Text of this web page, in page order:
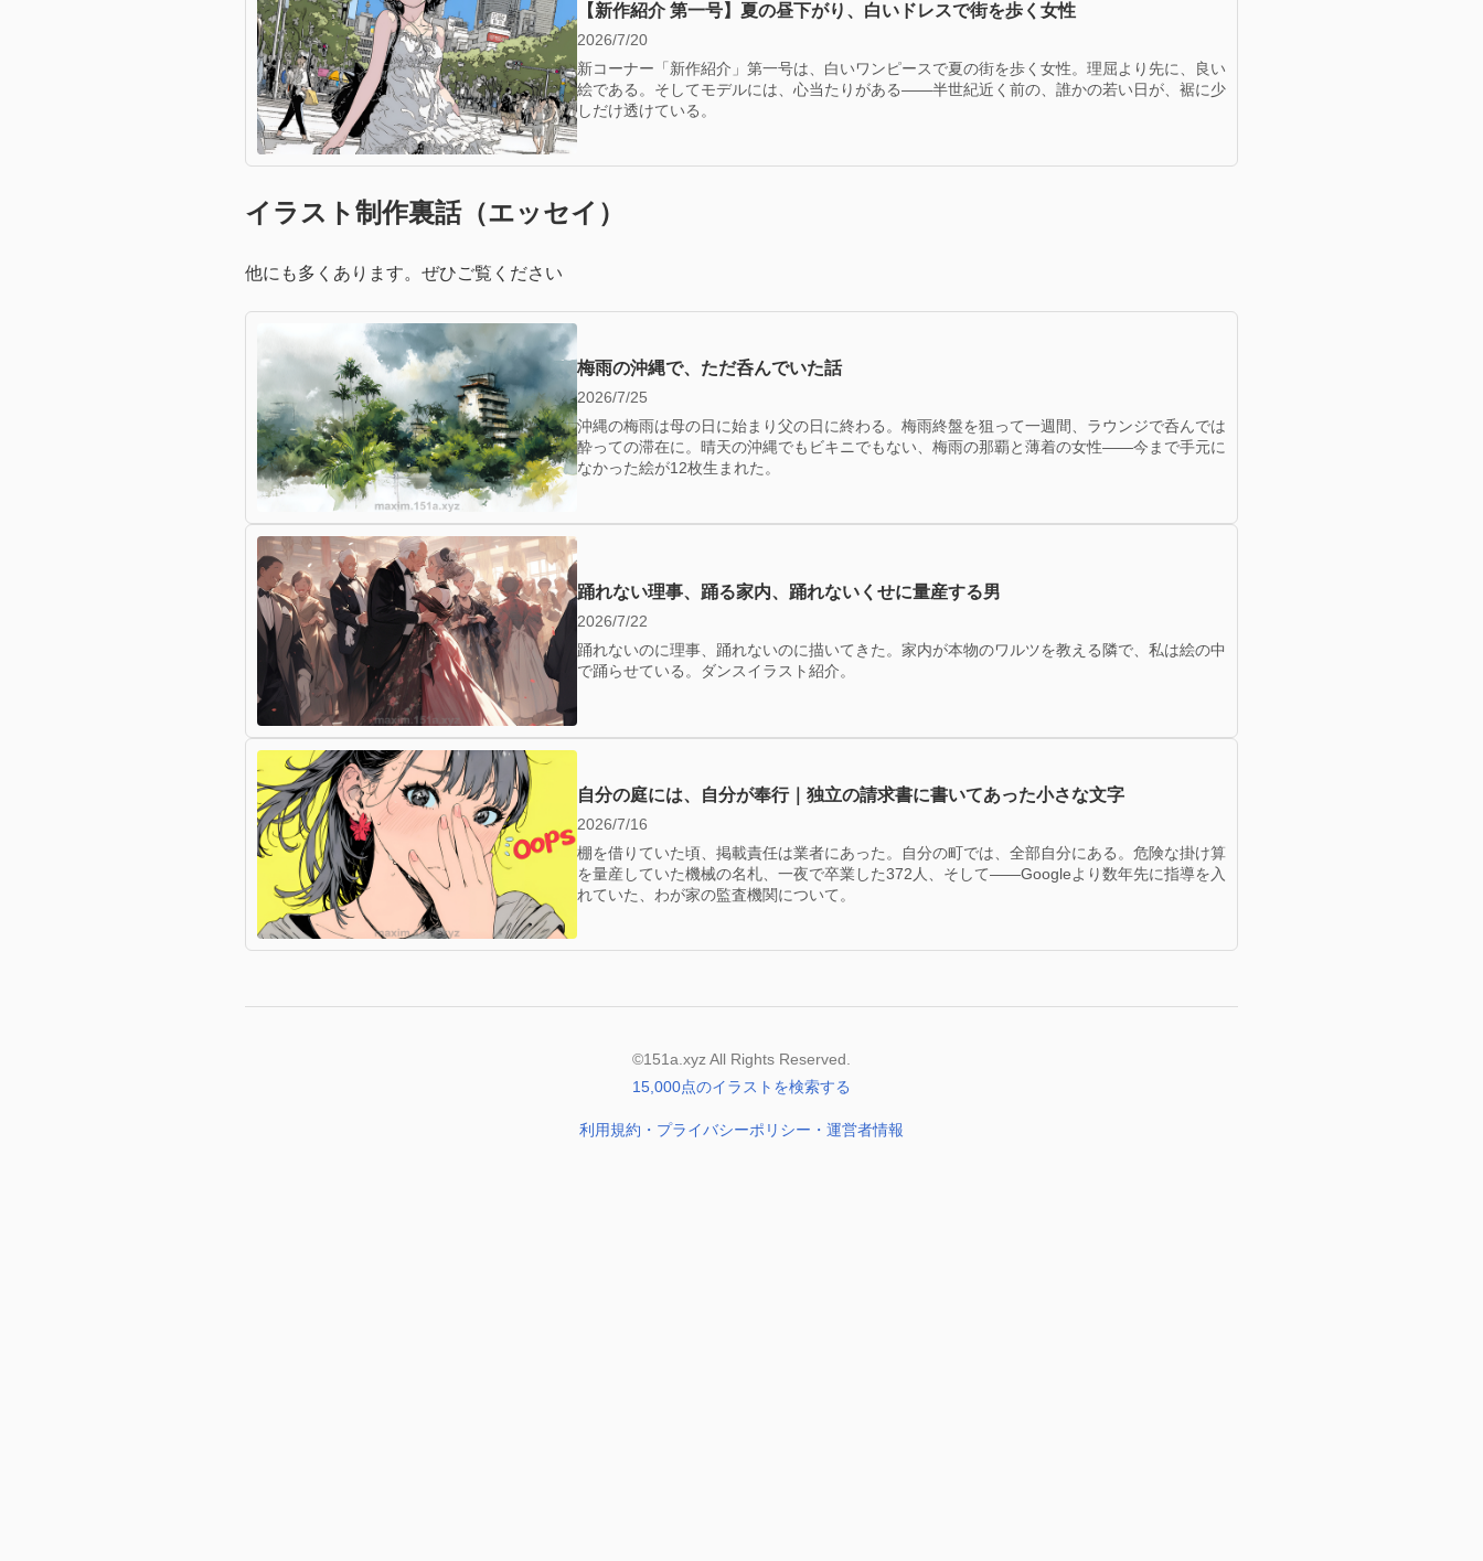
【新作紹介 第一号】夏の昼下がり、白いドレスで街を歩く女性
2026/7/20
新コーナー「新作紹介」第一号は、白いワンピースで夏の街を歩く女性。理屈より先に、良い
絵である。そしてモデルには、心当たりがある——半世紀近く前の、誰かの若い日が、裾に少
しだけ透けている。
イラスト制作裏話（エッセイ）
他にも多くあります。ぜひご覧ください
梅雨の沖縄で、ただ呑んでいた話
2026/7/25
沖縄の梅雨は母の日に始まり父の日に終わる。梅雨終盤を狙って一週間、ラウンジで呑んでは
酔っての滞在に。晴天の沖縄でもビキニでもない、梅雨の那覇と薄着の女性——今まで手元に
なかった絵が12枚生まれた。
踊れない理事、踊る家内、踊れないくせに量産する男
2026/7/22
踊れないのに理事、踊れないのに描いてきた。家内が本物のワルツを教える隣で、私は絵の中
で踊らせている。ダンスイラスト紹介。
自分の庭には、自分が奉行｜独立の請求書に書いてあった小さな文字
2026/7/16
棚を借りていた頃、掲載責任は業者にあった。自分の町では、全部自分にある。危険な掛け算
を量産していた機械の名札、一夜で卒業した372人、そして——Googleより数年先に指導を入
れていた、わが家の監査機関について。
©151a.xyz All Rights Reserved.
15,000点のイラストを検索する
利用規約・プライバシーポリシー・運営者情報